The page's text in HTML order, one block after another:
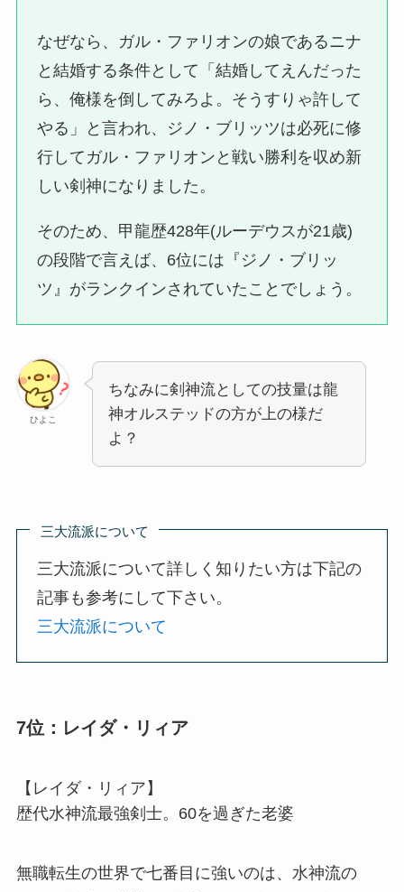
なぜなら、ガル・ファリオンの娘であるニナ
と結婚する条件として「結婚してえんだった
ら、俺様を倒してみろよ。そうすりゃ許して
やる」と言われ、ジノ・ブリッツは必死に修
行してガル・ファリオンと戦い勝利を収め新
しい剣神になりました。
そのため、甲龍歴428年(ルーデウスが21歳)
の段階で言えば、6位には『ジノ・ブリッ
ツ』がランクインされていたことでしょう。
ひよこ
ちなみに剣神流としての技量は龍
神オルステッドの方が上の様だ
よ？
三大流派について
三大流派について詳しく知りたい方は下記の
記事も参考にして下さい。
三大流派について
7位：レイダ・リィア
【レイダ・リィア】
歴代水神流最強剣士。60を過ぎた老婆
無職転生の世界で七番目に強いのは、水神流の